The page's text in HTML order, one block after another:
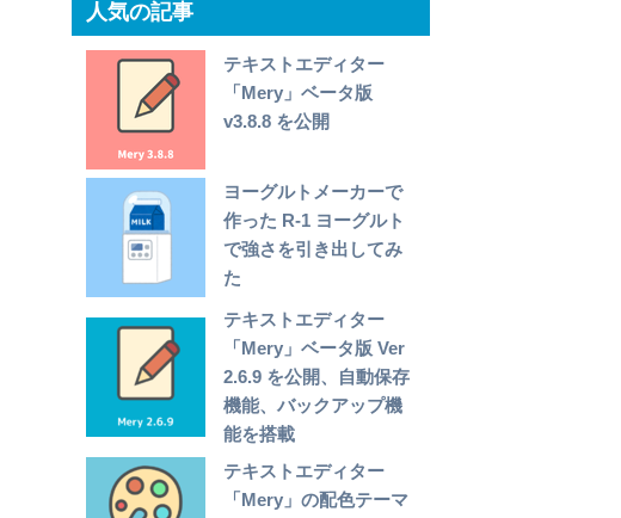
人気の記事
テキストエディター
「Mery」ベータ版
v3.8.8 を公開
ヨーグルトメーカーで
作った R-1 ヨーグルト
で強さを引き出してみ
た
テキストエディター
「Mery」ベータ版 Ver
2.6.9 を公開、自動保存
機能、バックアップ機
能を搭載
テキストエディター
「Mery」の配色テーマ